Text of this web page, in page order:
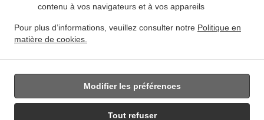
contenu à vos navigateurs et à vos appareils
Pour plus d’informations, veuillez consulter notre Politique en
matière de cookies.
Tout refuser
Modifier les préférences
de plats cuisinés African Food East Saint Paul . Livraison de plats cuisinés African Food
cuisinés African Food Traverse Bay